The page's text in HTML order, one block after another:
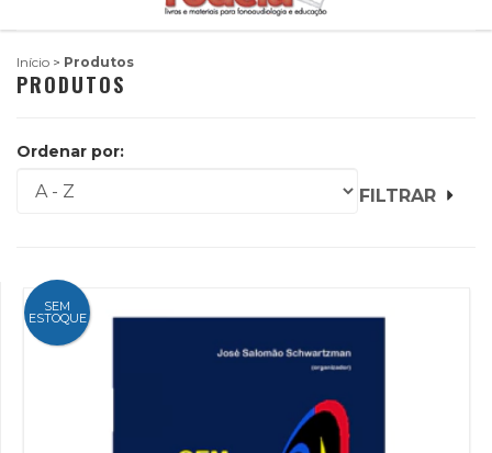
Início > Produtos
PRODUTOS
Ordenar por:
FILTRAR
SEM
ESTOQUE